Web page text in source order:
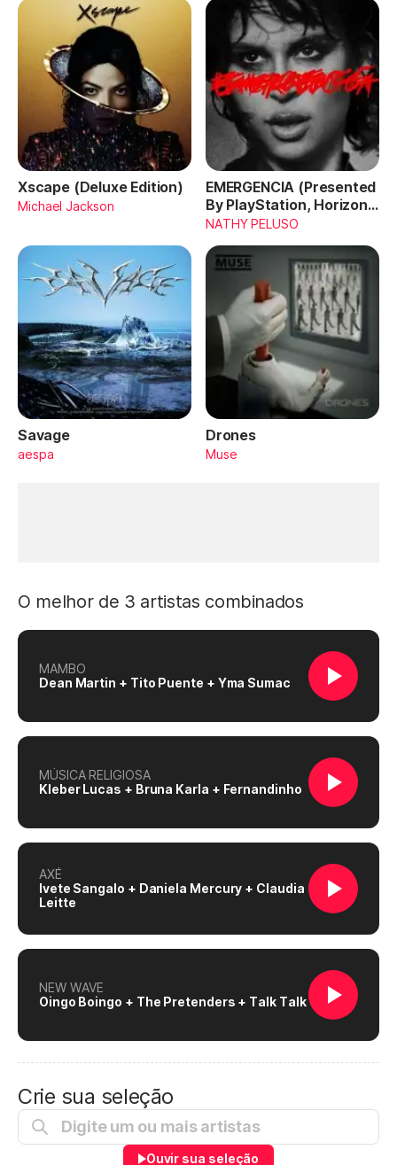
Xscape (Deluxe Edition)
Michael Jackson
EMERGENCIA (Presented
By PlayStation, Horizon
Forbidden West)
NATHY PELUSO
Savage
aespa
Drones
Muse
O melhor de 3 artistas combinados
MAMBO
Dean Martin + Tito Puente + Yma Sumac
MÚSICA RELIGIOSA
Kleber Lucas + Bruna Karla + Fernandinho
AXÉ
Ivete Sangalo + Daniela Mercury + Claudia
Leitte
NEW WAVE
Oingo Boingo + The Pretenders + Talk Talk
Crie sua seleção
Ouvir sua seleção